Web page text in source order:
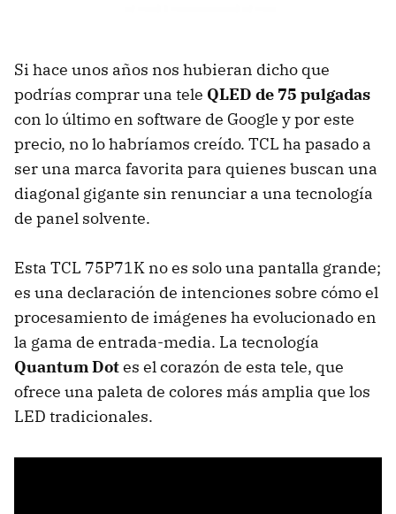
Si hace unos años nos hubieran dicho que
podrías comprar una tele QLED de 75 pulgadas
con lo último en software de Google y por este
precio, no lo habríamos creído. TCL ha pasado a
ser una marca favorita para quienes buscan una
diagonal gigante sin renunciar a una tecnología
de panel solvente.
Esta TCL 75P71K no es solo una pantalla grande;
es una declaración de intenciones sobre cómo el
procesamiento de imágenes ha evolucionado en
la gama de entrada-media. La tecnología
Quantum Dotes el corazón de esta tele, que
ofrece una paleta de colores más amplia que los
LED tradicionales.